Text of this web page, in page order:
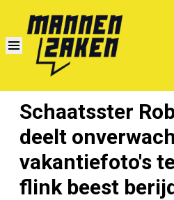
Schaatsster
deelt
vakantiefoto's
flink beest